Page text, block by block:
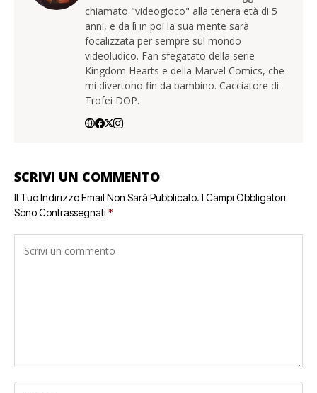
chiamato "videogioco" alla tenera età di 5
anni, e da lì in poi la sua mente sarà
focalizzata per sempre sul mondo
videoludico. Fan sfegatato della serie
Kingdom Hearts e della Marvel Comics, che
mi divertono fin da bambino. Cacciatore di
Trofei DOP.
SCRIVI UN COMMENTO
Il Tuo Indirizzo Email Non Sarà Pubblicato. I Campi Obbligatori
Sono Contrassegnati *